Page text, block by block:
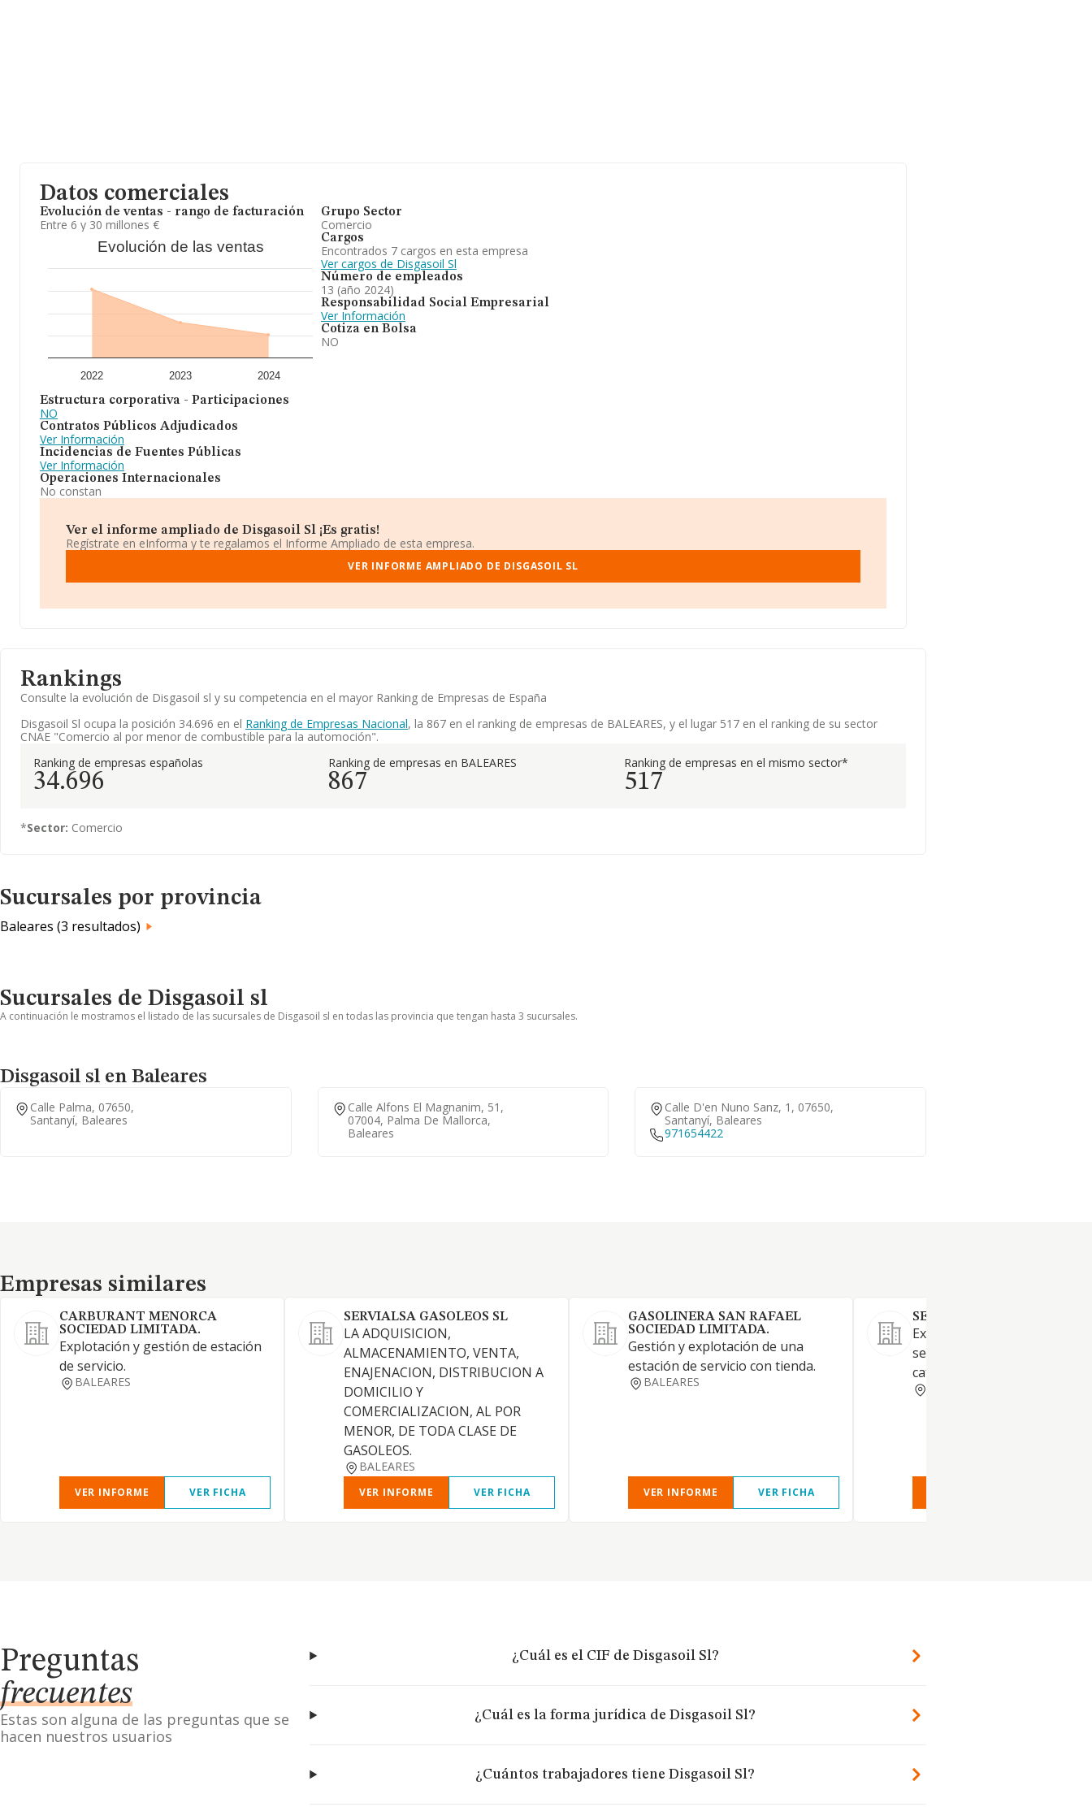
Datos comerciales
Evolución de ventas - rango de facturación
Entre 6 y 30 millones €
Evolución de las ventas
2022 2023 2024
Estructura corporativa - Participaciones
NO
Contratos Públicos Adjudicados
Ver Información
Incidencias de Fuentes Públicas
Ver Información
Operaciones Internacionales
No constan
Grupo Sector
Comercio
Cargos
Encontrados 7 cargos en esta empresa
Ver cargos de Disgasoil Sl
Número de empleados
13 (año 2024)
Responsabilidad Social Empresarial
Ver Información
Cotiza en Bolsa
NO
Ver el informe ampliado de Disgasoil Sl ¡Es gratis!
Regístrate en eInforma y te regalamos el Informe Ampliado de esta empresa.
VER INFORME AMPLIADO DE DISGASOIL SL
Rankings
Consulte la evolución de Disgasoil sl y su competencia en el mayor Ranking de Empresas de España
Disgasoil Sl ocupa la posición 34.696 en el Ranking de Empresas Nacional, la 867 en el ranking de empresas de BALEARES, y el lugar 517 en el ranking de su sector
CNAE "Comercio al por menor de combustible para la automoción".
Ranking de empresas españolas
34.696
Ranking de empresas en BALEARES
867
Ranking de empresas en el mismo sector*
517
*Sector: Comercio
Sucursales por provincia
Baleares (3 resultados)
Sucursales de Disgasoil sl
A continuación le mostramos el listado de las sucursales de Disgasoil sl en todas las provincia que tengan hasta 3 sucursales.
Disgasoil sl en Baleares
Calle Palma, 07650,
Santanyí, Baleares
Calle Alfons El Magnanim, 51,
07004, Palma De Mallorca,
Baleares
Calle D'en Nuno Sanz, 1, 07650,
Santanyí, Baleares
971654422
Empresas similares
Empresas similares
CARBURANT MENORCA
SOCIEDAD LIMITADA.
Explotación y gestión de estación
de servicio.
BALEARES
VER INFORME VER FICHA
SERVIALSA GASOLEOS SL
LA ADQUISICION,
ALMACENAMIENTO, VENTA,
ENAJENACION, DISTRIBUCION A
DOMICILIO Y
COMERCIALIZACION, AL POR
MENOR, DE TODA CLASE DE
GASOLEOS.
BALEARES
VER INFORME VER FICHA
GASOLINERA SAN RAFAEL
SOCIEDAD LIMITADA.
Gestión y explotación de una
estación de servicio con tienda.
BALEARES
VER INFORME VER FICHA
SERVICIOS ALCUDIA SA
Explotación de 4 estaciones
servicio con 3 túneles de
cafeterías, tiendas y taller.
Preguntas
frecuentes
Estas son alguna de las preguntas que se
hacen nuestros usuarios
¿Cuál es el CIF de Disgasoil Sl?
¿Cuál es la forma jurídica de Disgasoil Sl?
¿Cuántos trabajadores tiene Disgasoil Sl?